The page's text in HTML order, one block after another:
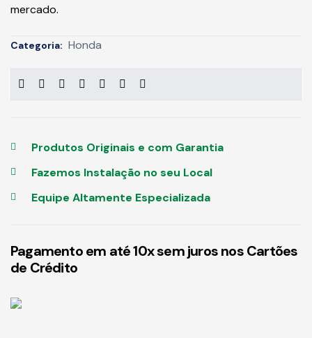
mercado.
Categoria: Honda
Produtos Originais e com Garantia
Fazemos Instalação no seu Local
Equipe Altamente Especializada
Pagamento em até 10x sem juros nos Cartões
de Crédito